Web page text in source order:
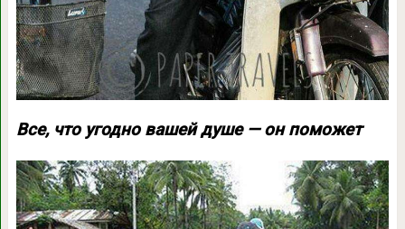
Все, что угодно вашей душе — он поможет